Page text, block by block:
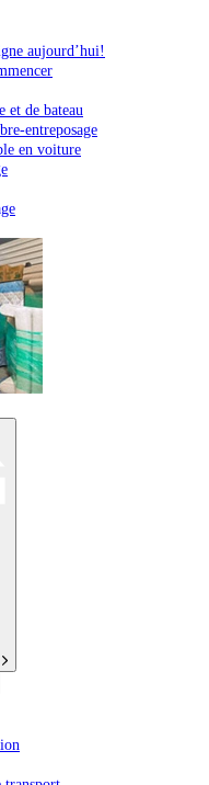
aujourd’hui!
et de bateau
entreposage
en voiture